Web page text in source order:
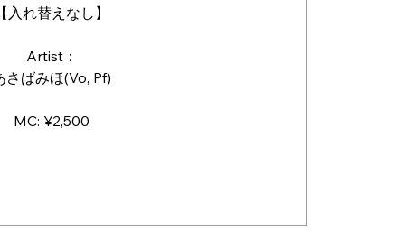
入れ替えなし】
Artist：
さばみほ(Vo, Pf)
MC: ¥2,500